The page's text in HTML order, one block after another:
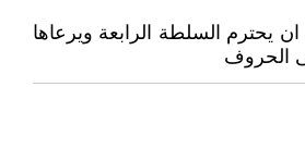
يحترم السلطة الرابعة ويرعاها
الحروف